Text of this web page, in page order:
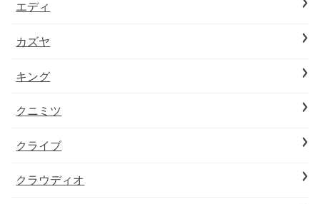
エディ
カズヤ
キング
クニミツ
クライブ
クラウディオ